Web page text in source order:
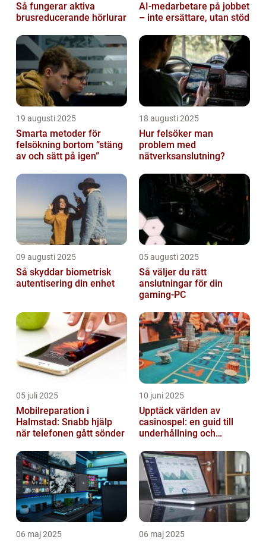
Så fungerar aktiva
brusreducerande hörlurar
AI‑medarbetare på jobbet
– inte ersättare, utan stöd
19 augusti 2025
Smarta metoder för
felsökning bortom ”stäng
av och sätt på igen”
18 augusti 2025
Hur felsöker man
problem med
nätverksanslutning?
09 augusti 2025
Så skyddar biometrisk
autentisering din enhet
05 augusti 2025
Så väljer du rätt
anslutningar för din
gaming-PC
05 juli 2025
Mobilreparation i
Halmstad: Snabb hjälp
när telefonen gått sönder
10 juni 2025
Upptäck världen av
casinospel: en guid till
underhållning och
06 maj 2025 06 maj 2025